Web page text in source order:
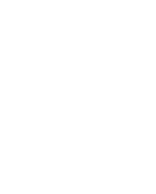
11:00 до 18:00, Вс с 11:00 до 17:00